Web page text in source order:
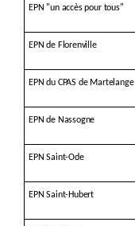
EPN "un accès pour tous"
EPN de Florenville
EPN du CPAS de Martelange
EPN de Nassogne
EPN Saint-Ode
EPN Saint-Hubert